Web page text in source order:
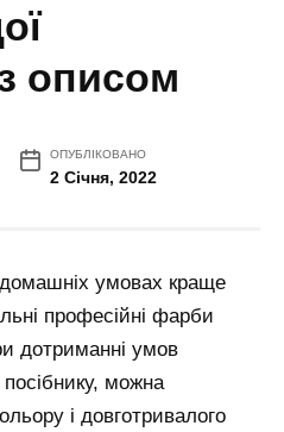
описом
ОПУБЛІКОВАНО
2 Січня, 2022
умовах краще
професійні фарби
дотриманні умов
можна
і довготривалого